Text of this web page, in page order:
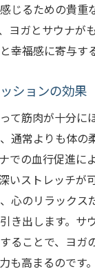
じるための貴重
ヨガとサウナが
幸福感に寄与す
ションの効果
て筋肉が十分に
通常よりも体の
での血行促進に
いストレッチが
心のリラックス
き出します。サ
ることで、ヨガ
も高まるのです